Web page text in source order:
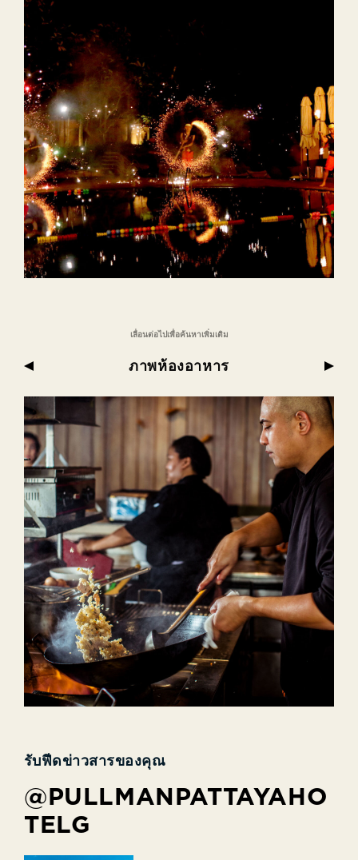
เลื่อนต่อไปเพื่อค้นหาเพิ่มเติม
ภาพห้องอาหาร
รับฟีดข่าวสารของคุณ
@PULLMANPATTAYAHO
TELG